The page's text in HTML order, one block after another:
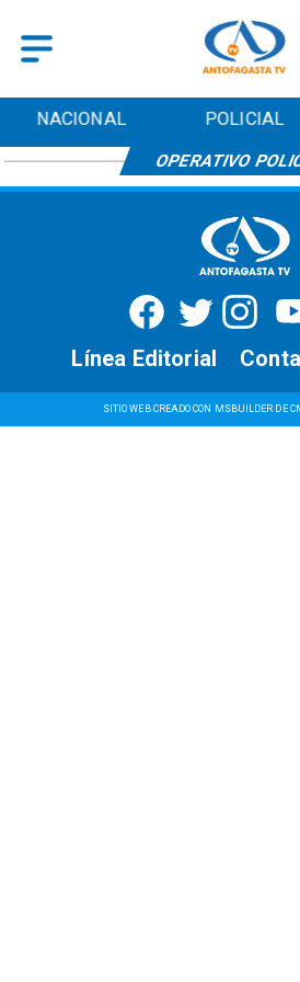
NACIONAL POLICIAL
OPERATIVO
SITIO WEB CREADO CON MSBUILDER DE
Línea Editorial